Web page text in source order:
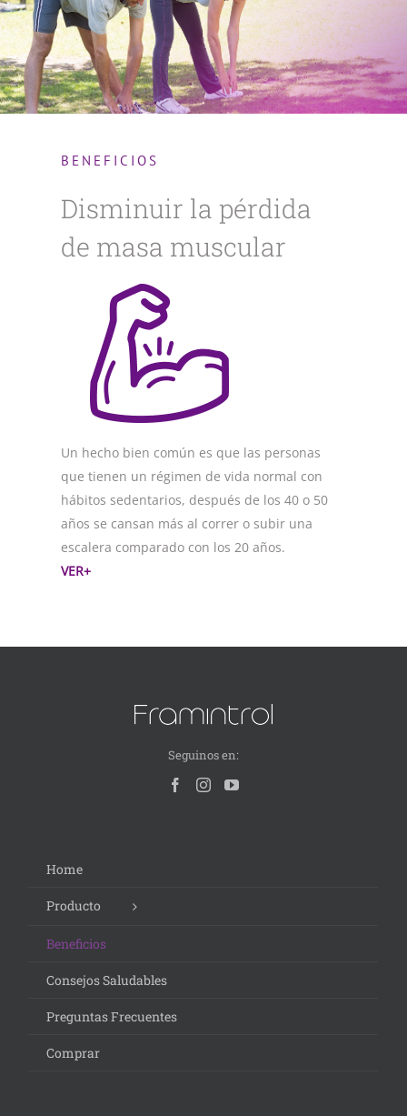
BENEFICIOS
Disminuir la pérdida
de masa muscular
Un hecho bien común es que las personas
que tienen un régimen de vida normal con
hábitos sedentarios, después de los 40 o 50
años se cansan más al correr o subir una
escalera comparado con los 20 años.
VER+
Seguinos en:
Home
Producto
Beneficios
Consejos Saludables
Preguntas Frecuentes
Comprar